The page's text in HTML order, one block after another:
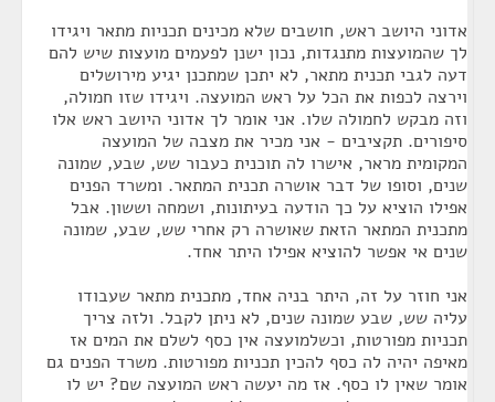
אדוני היושב ראש, חושבים שלא מכינים תכניות מתאר ויגידו
לך שהמועצות מתנגדות, נכון ישנן לפעמים מועצות שיש להם
דעה לגבי תכנית מתאר, לא יתכן שמתכנן יגיע מירושלים
וירצה לכפות את הכל על ראש המועצה. ויגידו שזו חמולה,
וזה מבקש לחמולה שלו. אני אומר לך אדוני היושב ראש אלו
סיפורים. תקציבים - אני מכיר את מצבה של המועצה
המקומית מראר, אישרו לה תוכנית כעבור שש, שבע, שמונה
שנים, וסופו של דבר אושרה תכנית המתאר. ומשרד הפנים
אפילו הוציא על כך הודעה בעיתונות, ושמחה וששון. אבל
מתכנית המתאר הזאת שאושרה רק אחרי שש, שבע, שמונה
שנים אי אפשר להוציא אפילו היתר אחד.
אני חוזר על זה, היתר בניה אחד, מתכנית מתאר שעבודו
עליה שש, שבע שמונה שנים, לא ניתן לקבל. ולזה צריך
תכניות מפורטות, וכשלמועצה אין כסף לשלם את המים אז
מאיפה יהיה לה כסף להכין תכניות מפורטות. משרד הפנים גם
אומר שאין לו כסף. אז מה יעשה ראש המועצה שם? יש לו